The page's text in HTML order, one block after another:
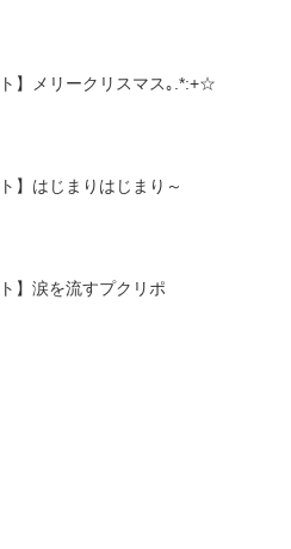
ト】メリークリスマス｡.*:+☆
ト】はじまりはじまり～
ト】涙を流すプクリポ